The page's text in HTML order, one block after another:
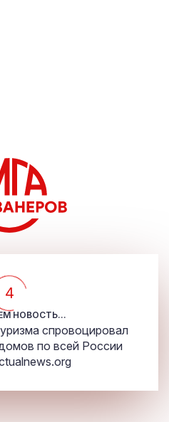
4
НОВОСТЬ...
спровоцировал
по всей России